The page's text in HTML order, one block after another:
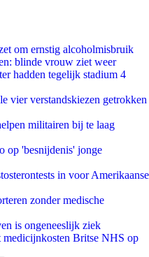
om ernstig alcoholmisbruik
blinde vrouw ziet weer
hadden tegelijk stadium 4
vier verstandskiezen getrokken
militairen bij te laag
op 'besnijdenis' jonge
in voor Amerikaanse
zonder medische
is ongeneeslijk ziek
Britse NHS op